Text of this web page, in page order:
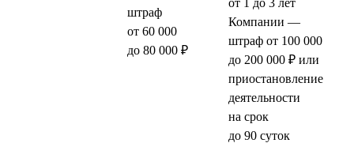
штраф
от 60 000
до 80 000 ₽
Компании —
штраф от 100 000
до 200 000 ₽ или
приостановление
деятельности
на срок
до 90 суток